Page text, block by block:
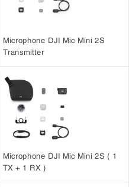
Microphone DJI Mic Mini 2S
Transmitter
Microphone DJI Mic Mini 2S ( 1
TX + 1 RX )